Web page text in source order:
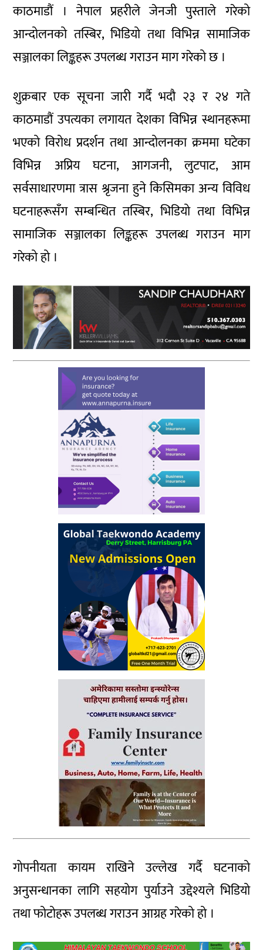
काठमाडौं । नेपाल प्रहरीले जेनजी पुस्ताले गरेको
आन्दोलनको तस्बिर, भिडियो तथा विभिन्न सामाजिक
सञ्जालका लिङ्कहरू उपलब्ध गराउन माग गरेको छ ।
शुक्रबार एक सूचना जारी गर्दै भदौ २३ र २४ गते
काठमाडौं उपत्यका लगायत देशका विभिन्न स्थानहरूमा
भएको विरोध प्रदर्शन तथा आन्दोलनका क्रममा घटेका
विभिन्न अप्रिय घटना, आगजनी, लुटपाट, आम
सर्वसाधारणमा त्रास श्रृजना हुने किसिमका अन्य विविध
घटनाहरूसँग सम्बन्धित तस्बिर, भिडियो तथा विभिन्न
सामाजिक सञ्जालका लिङ्कहरू उपलब्ध गराउन माग
गरेको हो ।
गोपनीयता कायम राखिने उल्लेख गर्दै घटनाको
अनुसन्धानका लागि सहयोग पुर्याउने उद्देश्यले भिडियो
तथा फोटोहरू उपलब्ध गराउन आग्रह गरेको हो ।